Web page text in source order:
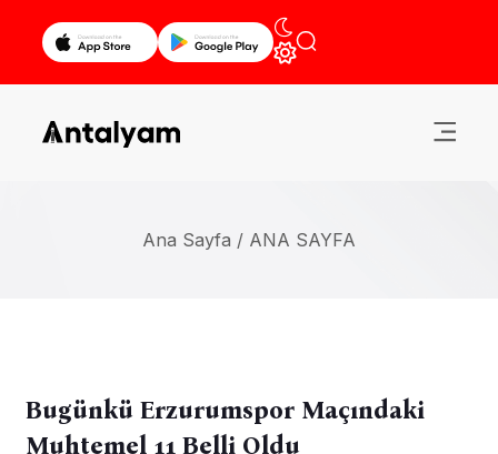
Ana Sayfa / ANA SAYFA
Bugünkü Erzurumspor Maçındaki
Muhtemel 11 Belli Oldu